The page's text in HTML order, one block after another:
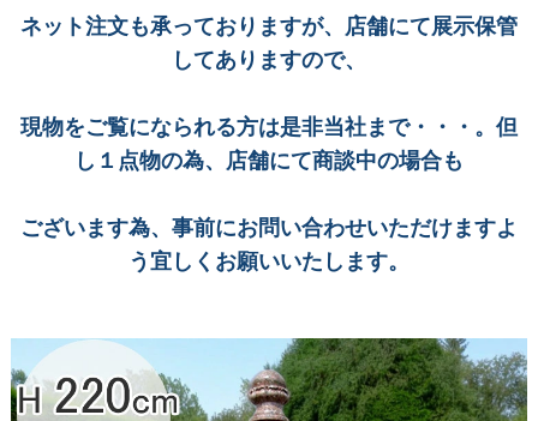
ネット注文も承っておりますが、店舗にて展示保管
してありますので、
現物をご覧になられる方は是非当社まで・・・。但
し１点物の為、店舗にて商談中の場合も
ございます為、事前にお問い合わせいただけますよ
う宜しくお願いいたします。